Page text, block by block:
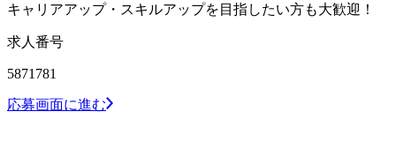
キャリアアップ・スキルアップを目指したい方も大歓迎！
求人番号
5871781
応募画面に進む